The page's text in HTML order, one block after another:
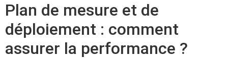
Plan de mesure et de
déploiement : comment
assurer la performance ?